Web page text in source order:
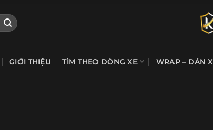
GIỚI THIỆU TÌM THEO DÒNG XE WRAP – DÁN